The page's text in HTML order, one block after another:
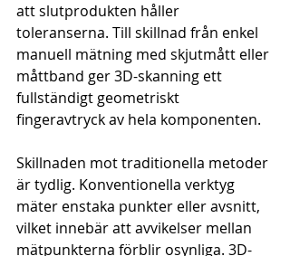
att slutprodukten håller
toleranserna. Till skillnad från enkel
manuell mätning med skjutmått eller
måttband ger 3D-skanning ett
fullständigt geometriskt
fingeravtryck av hela komponenten.
Skillnaden mot traditionella metoder
är tydlig. Konventionella verktyg
mäter enstaka punkter eller avsnitt,
vilket innebär att avvikelser mellan
mätpunkterna förblir osynliga. 3D-